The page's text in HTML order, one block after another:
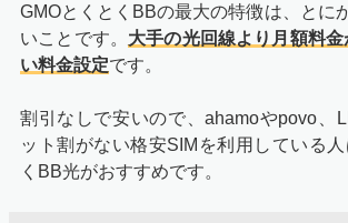
GMOとくとくBBの最大の特徴は、とに
いことです。 大手の光回線より月額料
い料金設定です。
割引なしで安いので、ahamoやpovo、
ット割がない格安SIMを利用している人
くBB光がおすすめです。